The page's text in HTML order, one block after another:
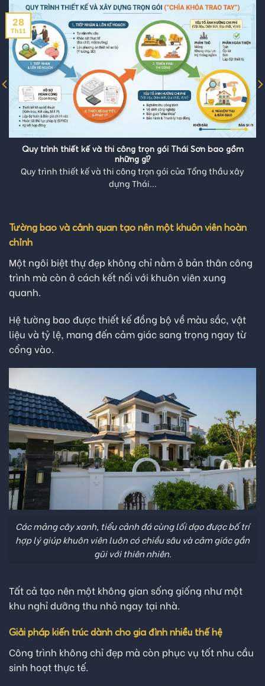
Quy trình thiết kế và thi công trọn gói Thái Sơn bao gồm
những gì?
Quy trình thiết kế và thi công trọn gói của Tổng thầu xây
dựng Thái...
28
Th11
Tường bao và cảnh quan tạo nên một khuôn viên hoàn
chỉnh
Một ngôi biệt thự đẹp không chỉ nằm ở bản thân công
trình mà còn ở cách kết nối với khuôn viên xung
quanh.
Hệ tường bao được thiết kế đồng bộ về màu sắc, vật
liệu và tỷ lệ, mang đến cảm giác sang trọng ngay từ
cổng vào.
Các mảng cây xanh, tiểu cảnh đá cùng lối dạo được bố trí
hợp lý giúp khuôn viên luôn có chiều sâu và cảm giác gần
gũi với thiên nhiên.
Tất cả tạo nên một không gian sống giống như một
khu nghỉ dưỡng thu nhỏ ngay tại nhà.
Giải pháp kiến trúc dành cho gia đình nhiều thế hệ
Công trình không chỉ đẹp mà còn phục vụ tốt nhu cầu
sinh hoạt thực tế.